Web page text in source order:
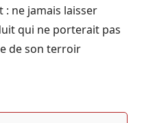
ne jamais laisser
qui ne porterait pas
de son terroir